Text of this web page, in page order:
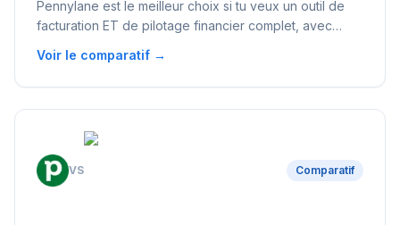
Pennylane est le meilleur choix si tu veux un outil de
facturation ET de pilotage financier complet, avec
idéal si tu veux une solution 100 % gratuite pour
facturer et déclarer, sans prise de tête.
Voir le comparatif →
VS Comparatif